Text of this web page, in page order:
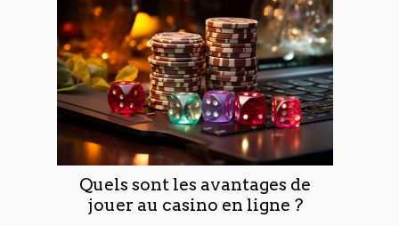
Quels sont les avantages de
jouer au casino en ligne ?